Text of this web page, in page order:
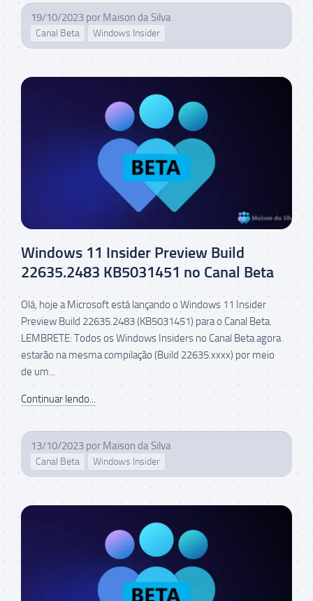
19/10/2023 por Maison da Silva
Canal Beta Windows Insider
Windows 11 Insider Preview Build
22635.2483 KB5031451 no Canal Beta
Olá, hoje a Microsoft está lançando o Windows 11 Insider
Preview Build 22635.2483 (KB5031451) para o Canal Beta.
LEMBRETE: Todos os Windows Insiders no Canal Beta agora
estarão na mesma compilação (Build 22635.xxxx) por meio
de um...
Continuar lendo...
13/10/2023 por Maison da Silva
Canal Beta Windows Insider